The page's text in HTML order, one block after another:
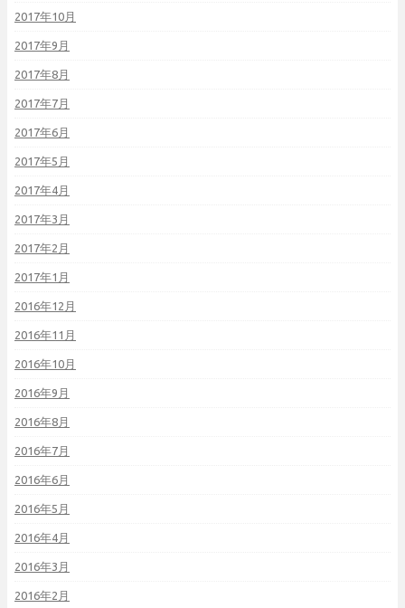
2017年10月
2017年9月
2017年8月
2017年7月
2017年6月
2017年5月
2017年4月
2017年3月
2017年2月
2017年1月
2016年12月
2016年11月
2016年10月
2016年9月
2016年8月
2016年7月
2016年6月
2016年5月
2016年4月
2016年3月
2016年2月